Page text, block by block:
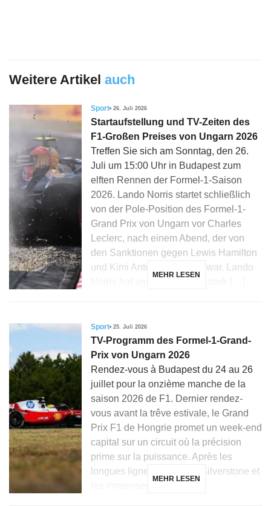
Weitere Artikel auch
Sport 26. Juli 2026
Startaufstellung und TV-Zeiten des
F1-Großen Preises von Ungarn 2026
Treffen Sie sich am Sonntag, den 26.
Juli um 15:00 Uhr in Budapest zum
elften Rennen der Formel-1-Saison
2026. Lando Norris startet schließlich
von der Pole-Position des Formel-1-
Grand Prix von Ungarn vor Charles
Leclerc, nach einem Abend, der von
den Sanktionen gegen Lewis Hamilton
und Kimi Antonelli geprägt war. Lando
MEHR LESEN
Sport 25. Juli 2026
TV-Programm des Formel-1-Grand-
Prix von Ungarn 2026
Rendez-vous à Budapest du 24 au 26
juillet pour la onzième manche de la
saison 2026 de F1. Dernier rendez-
vous avant la trêve estivale, le Grand
Prix F1 de Hongrie promet un week-end
capital sur un circuit où la précision
prime sur la puissance. Après les
longues lignes droites de Silverstone et
MEHR LESEN